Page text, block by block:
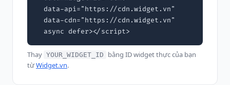
  async defer></script>
Thay YOUR_WIDGET_ID
bằng ID widget thực của bạn
từWidget.vn.